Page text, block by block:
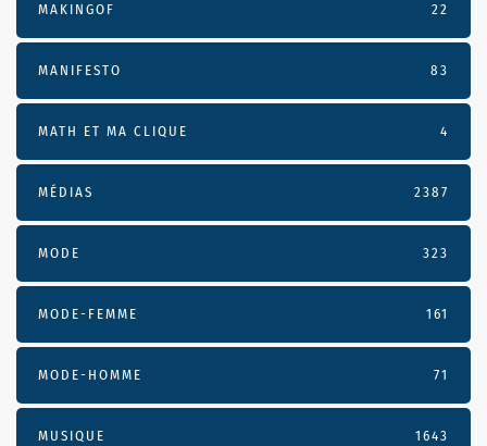
MAKINGOF 22
MANIFESTO 83
MATH ET MA CLIQUE 4
MÉDIAS 2387
MODE 323
MODE-FEMME 161
MODE-HOMME 71
MUSIQUE 1643